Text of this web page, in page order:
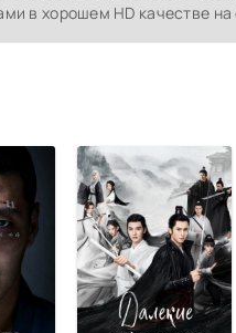
в хорошем HD качестве на